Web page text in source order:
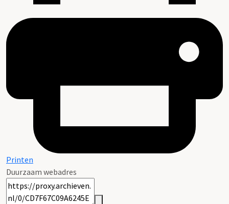
Printen
Duurzaam webadres